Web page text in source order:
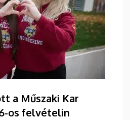
a Műszaki Kar
os felvételin